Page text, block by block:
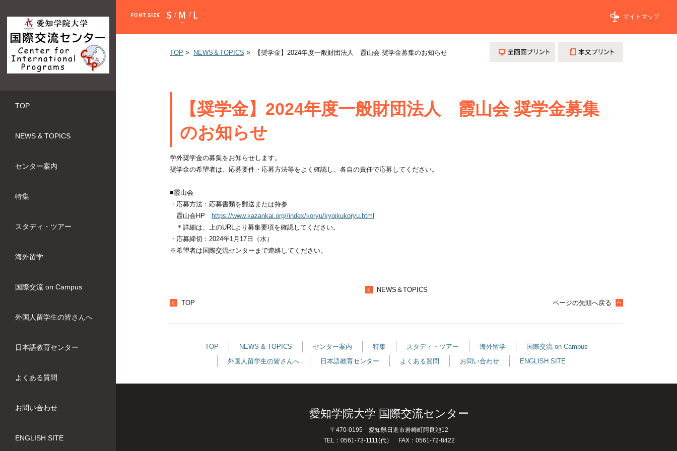
TOP
NEWS & TOPICS
センター案内
特集
スタディ・ツアー
海外留学
国際交流 on Campus
外国人留学生の皆さんへ
日本語教育センター
よくある質問
お問い合わせ
ENGLISH SITE
サイトマップ
TOP > NEWS＆TOPICS > 【奨学金】2024年度一般財団法人 霞山会 奨学金募集のお知らせ
【奨学金】2024年度一般財団法人 霞山会 奨学金募集
のお知らせ
学外奨学金の募集をお知らせします。
奨学金の希望者は、応募要件・応募方法等をよく確認し、各自の責任で応募してください。
■霞山会
・応募方法：応募書類を郵送または持参
霞山会HP
https://www.kazankai.org//index/koryu/kyoikukoryu.html
＊詳細は、上のURLより募集要項を確認してください。
・応募締切：2024年1月17日（水）
※希望者は国際交流センターまで連絡してください。
NEWS＆TOPICS
TOP
ページの先頭へ戻る
TOP NEWS & TOPICS センター案内 特集 スタディ・ツアー 海外留学
国際交流 on Campus
外国人留学生の皆さんへ
日本語教育センター よくある質問 お問い合わせ ENGLISH SITE
愛知学院大学 国際交流センター
〒470-0195 愛知県日進市岩崎町阿良池12
TEL：0561-73-1111(代） FAX：0561-72-8422